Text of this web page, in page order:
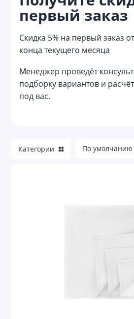
первый заказ
Скидка 5% на первый заказ
конца текущего месяца
Менеджер проведёт
подборку вариантов и
под вас.
Жилеты
Куртки
Непромокаемая одежда
Носки
Обувь
Одежда для детей
Категории